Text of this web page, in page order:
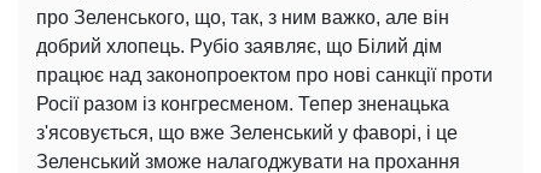
про Зеленського, що, так, з ним важко, але він
добрий хлопець. Рубіо заявляє, що Білий дім
працює над законопроектом про нові санкції проти
Росії разом із конгресменом. Тепер зненацька
з'ясовується, що вже Зеленський у фаворі, і це
Зеленський зможе налагоджувати на прохання